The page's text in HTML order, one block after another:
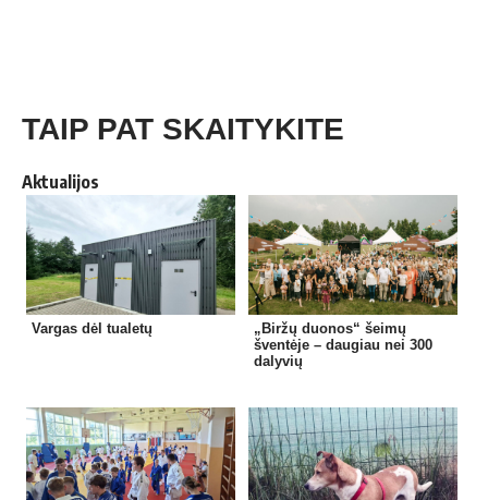
TAIP PAT SKAITYKITE
Aktualijos
Vargas dėl tualetų
„Biržų duonos“ šeimų
šventėje – daugiau nei 300
dalyvių